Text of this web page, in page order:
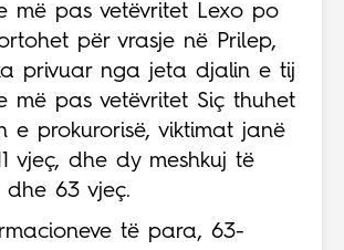
më pas vetëvritet Lexo po
për vrasje në Prilep,
privuar nga jeta djalin e tij
më pas vetëvritet Siç thuhet
e prokurorisë, viktimat janë
vjeç, dhe dy meshkuj të
dhe 63 vjeç.
të para, 63-